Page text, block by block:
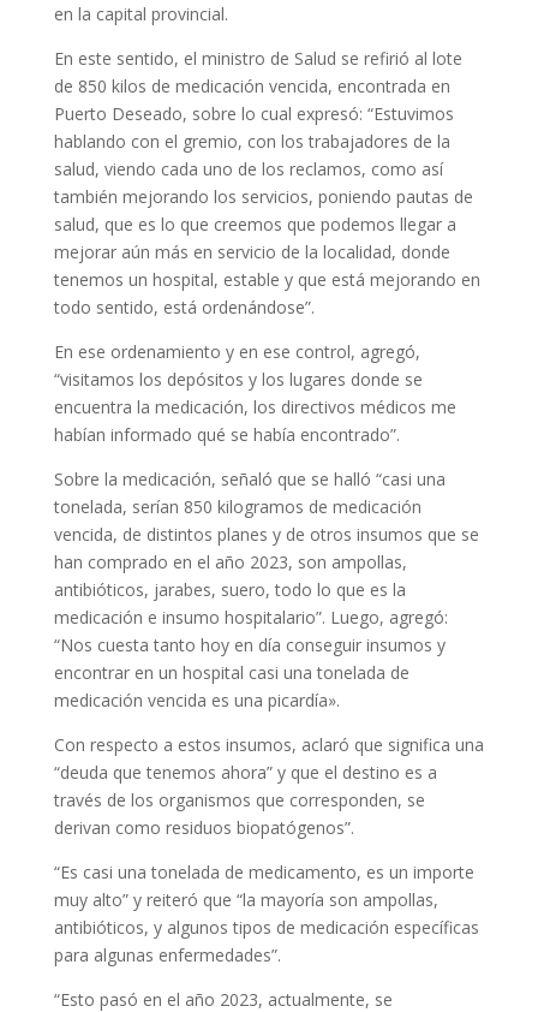
en la capital provincial.
En este sentido, el ministro de Salud se refirió al lote
de 850 kilos de medicación vencida, encontrada en
Puerto Deseado, sobre lo cual expresó: “Estuvimos
hablando con el gremio, con los trabajadores de la
salud, viendo cada uno de los reclamos, como así
también mejorando los servicios, poniendo pautas de
salud, que es lo que creemos que podemos llegar a
mejorar aún más en servicio de la localidad, donde
tenemos un hospital, estable y que está mejorando en
todo sentido, está ordenándose”.
En ese ordenamiento y en ese control, agregó,
“visitamos los depósitos y los lugares donde se
encuentra la medicación, los directivos médicos me
habían informado qué se había encontrado”.
Sobre la medicación, señaló que se halló “casi una
tonelada, serían 850 kilogramos de medicación
vencida, de distintos planes y de otros insumos que se
han comprado en el año 2023, son ampollas,
antibióticos, jarabes, suero, todo lo que es la
medicación e insumo hospitalario”. Luego, agregó:
“Nos cuesta tanto hoy en día conseguir insumos y
encontrar en un hospital casi una tonelada de
medicación vencida es una picardía».
Con respecto a estos insumos, aclaró que significa una
“deuda que tenemos ahora” y que el destino es a
través de los organismos que corresponden, se
derivan como residuos biopatógenos”.
“Es casi una tonelada de medicamento, es un importe
muy alto” y reiteró que “la mayoría son ampollas,
antibióticos, y algunos tipos de medicación específicas
para algunas enfermedades”.
“Esto pasó en el año 2023, actualmente, se